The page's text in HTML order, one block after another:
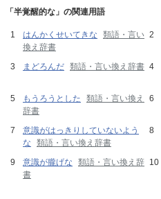
「半覚醒的な」の関連用語
はんかくせいてきな
類語・言い
換え辞書
まどろんだ 類語・言い換え辞書
もうろうとした
類語・言い換え
辞書
意識がはっきりしていないよう
な
類語・言い換え辞書
意識が朧げな
類語・言い換え辞
書